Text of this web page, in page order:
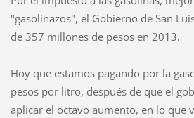
"gasolinazos", el Gobierno de San
de 357 millones de pesos en 2013.
Hoy que estamos pagando por la
pesos por litro, después de que el
aplicar el octavo aumento, en lo que